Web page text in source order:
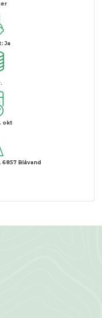
Ja
okt
6857 Blåvand